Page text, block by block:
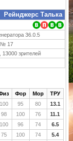
Рейнджерс Талька
36.0.5
№ 17
13000 зрителей
Фор Мор
ТРУ
100 95 80
13.1
98 100 76
11.1
100 96 74
6.5
75 100 74
5.4